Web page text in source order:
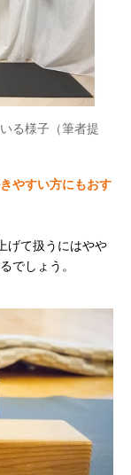
る様子（筆者提
やすい方にもおす
げて扱うにはやや
でしょう。